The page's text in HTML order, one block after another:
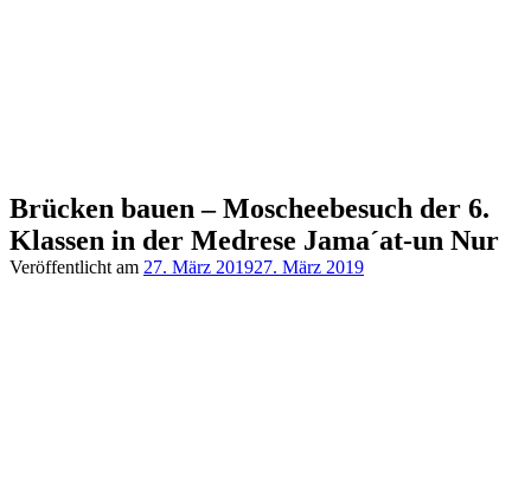
Brücken bauen – Moscheebesuch der 6.
Klassen in der Medrese Jama´at-un Nur
Veröffentlicht am 27. März 201927. März 2019